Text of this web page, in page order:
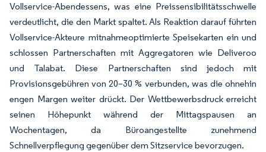
Vollservice-Abendessens, was eine Preissensibilitätsschwelle
verdeutlicht, die den Markt spaltet. Als Reaktion darauf führten
Vollservice-Akteure mitnahmeoptimierte Speisekarten ein und
schlossen Partnerschaften mit Aggregatoren wie Deliveroo
und Talabat. Diese Partnerschaften sind jedoch mit
Provisionsgebühren von 20–30 % verbunden, was die ohnehin
engen Margen weiter drückt. Der Wettbewerbsdruck erreicht
seinen Höhepunkt während der Mittagspausen an
Wochentagen, da Büroangestellte zunehmend
Schnellverpflegung gegenüber dem Sitzservice bevorzugen.